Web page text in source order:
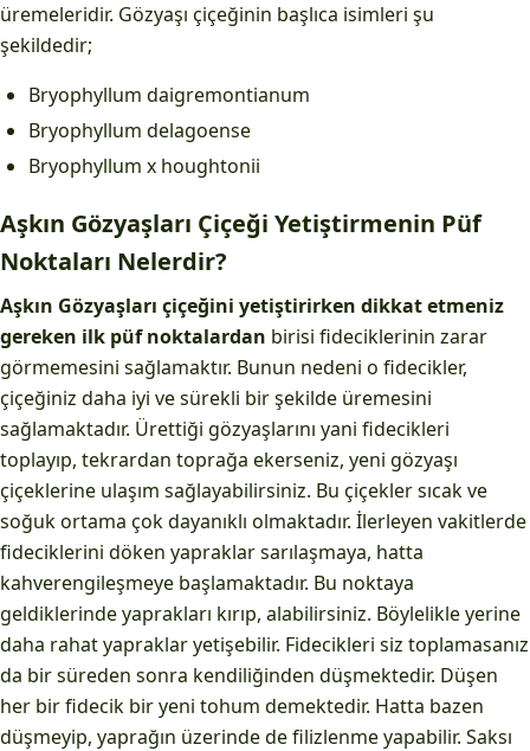
üremeleridir. Gözyaşı çiçeğinin başlıca isimleri şu
şekildedir;
Bryophyllum daigremontianum
Bryophyllum delagoense
Bryophyllum x houghtonii
Aşkın Gözyaşları Çiçeği Yetiştirmenin Püf
Noktaları Nelerdir?
Aşkın Gözyaşları çiçeğini yetiştirirken dikkat etmeniz
gereken ilk püf noktalardan birisi fideciklerinin zarar
görmemesini sağlamaktır. Bunun nedeni o fidecikler,
çiçeğiniz daha iyi ve sürekli bir şekilde üremesini
sağlamaktadır. Ürettiği gözyaşlarını yani fidecikleri
toplayıp, tekrardan toprağa ekerseniz, yeni gözyaşı
çiçeklerine ulaşım sağlayabilirsiniz. Bu çiçekler sıcak ve
soğuk ortama çok dayanıklı olmaktadır. İlerleyen vakitlerde
fideciklerini döken yapraklar sarılaşmaya, hatta
kahverengileşmeye başlamaktadır. Bu noktaya
geldiklerinde yaprakları kırıp, alabilirsiniz. Böylelikle yerine
daha rahat yapraklar yetişebilir. Fidecikleri siz toplamasanız
da bir süreden sonra kendiliğinden düşmektedir. Düşen
her bir fidecik bir yeni tohum demektedir. Hatta bazen
düşmeyip, yaprağın üzerinde de filizlenme yapabilir. Saksı